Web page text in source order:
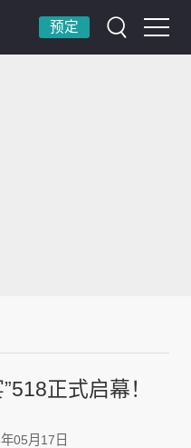
预定
正式启幕！
05月17日